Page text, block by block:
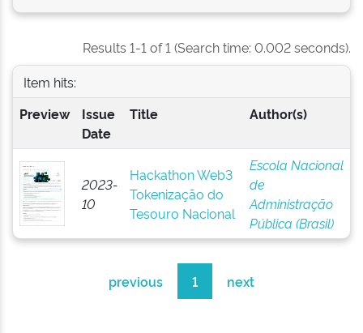
Results 1-1 of 1 (Search time: 0.002 seconds).
Item hits:
Preview
Issue
Date
Title Author(s)
2023-
10
Hackathon Web3
Tokenização do
Tesouro Nacional
Escola Nacional
de
Administração
Pública (Brasil)
previous 1 next